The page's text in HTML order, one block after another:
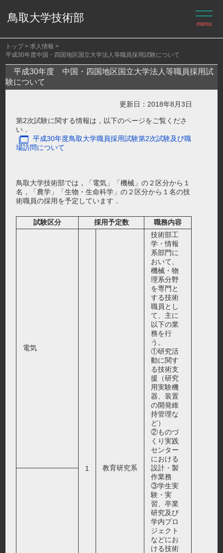
鳥取大学技術部
トップ
求人情報
平成30年度中国・四国地区国立大学法人等職員採用試験について
平成30年度 中国・四国地区国立大学法人等職員採用試
験について
更新日：2018年8月3日
第2次試験に関する情報は，以下のページをご覧くださ
い．
平成30年度鳥取大学職員採用試験第2次試験及び職
場訪問について
鳥取大学技術部では，「電気」「機械」の２区分から１
名，「農学」「生物・生命科学」の２区分から１名の技
術職員の採用を予定しています．
試験区分 採用予定数 職務内容
電気
1 教育研究系
技術部工
学・情報
系部門に
おいて、
機械・物
理系分野
を専門と
する技術
職員とし
て、主に
以下の業
務を行
う。
①研究活
動に関す
る技術支
援（研究
用実験機
器、装置
の開発維
持管理な
ど）
②ものづ
くり実践
センター
における
設計・製
作業務
③学生実
験・実
習、卒業
研究及び
学内プロ
ジェクト
などにお
ける技術